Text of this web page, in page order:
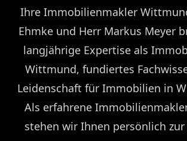
Ihre Immobilienmakler
Ehmke und Herr Markus Meyer
langjährige Expertise als
Wittmund, fundiertes
Leidenschaft für Immobilien in
Als erfahrene
stehen wir Ihnen persönlich